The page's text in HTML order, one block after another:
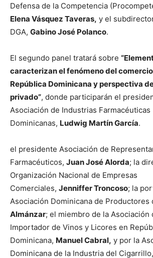
Defensa de la Competencia
Elena Vásquez Taveras, y el
DGA, Gabino José Polanco.
El segundo panel tratará sobre
caracterizan el fenómeno del
República Dominicana y perspectiva
privado”, donde participarán el
Asociación de Industrias Farmacéuticas
Dominicanas, Ludwig Martín García.
el presidente Asociación de
Farmacéuticos, Juan José Alorda; la
Organización Nacional de Empresas
Comerciales, Jenniffer Troncoso; la
Asociación Dominicana de Productores
Almánzar; el miembro de la Asociación
Importador de Vinos y Licores en
Dominicana, Manuel Cabral, y por la
Dominicana de la Industria del Cigarrillo,